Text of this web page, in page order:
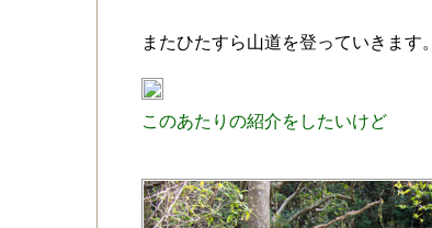
またひたすら山道を登っていきます。
このあたりの紹介をしたいけど